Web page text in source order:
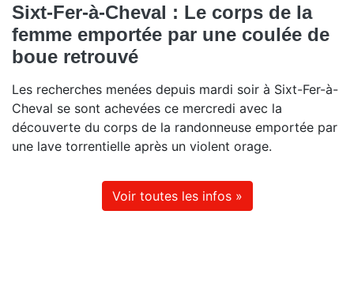
Sixt-Fer-à-Cheval : Le corps de la
femme emportée par une coulée de
boue retrouvé
Les recherches menées depuis mardi soir à Sixt-Fer-à-
Cheval se sont achevées ce mercredi avec la
découverte du corps de la randonneuse emportée par
une lave torrentielle après un violent orage.
Voir toutes les infos »